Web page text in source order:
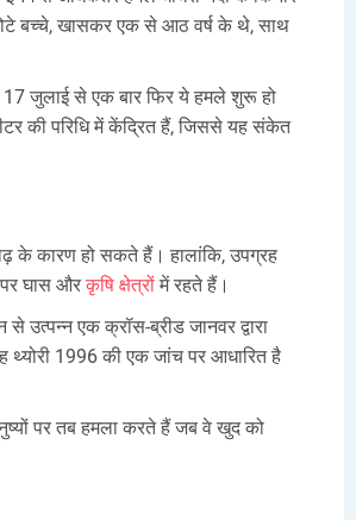
छोटे बच्चे, खासकर एक से आठ वर्ष के थे, साथ
17 जुलाई से एक बार फिर ये हमले शुरू हो
की परिधि में केंद्रित हैं, जिससे यह संकेत
के कारण हो सकते हैं। हालांकि, उपग्रह
पर घास औरकृषि क्षेत्र ों में रहते हैं।
उत्पन्न एक क्रॉस-ब्रीड जानवर द्वारा
थ्योरी 1996 की एक जांच पर आधारित है
पर तब हमला करते हैं जब वे खुद को